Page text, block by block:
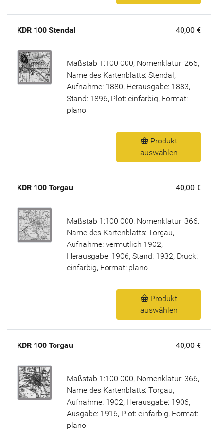
KDR 100 Stendal 40,00 €
Maßstab 1:100 000, Nomenklatur: 266,
Name des Kartenblatts: Stendal,
Aufnahme: 1880, Herausgabe: 1883,
Stand: 1896, Plot: einfarbig, Format:
plano
Produkt
auswählen
KDR 100 Torgau 40,00 €
Maßstab 1:100 000, Nomenklatur: 366,
Name des Kartenblatts: Torgau,
Aufnahme: vermutlich 1902,
Herausgabe: 1906, Stand: 1932, Druck:
einfarbig, Format: plano
Produkt
auswählen
KDR 100 Torgau 40,00 €
Maßstab 1:100 000, Nomenklatur: 366,
Name des Kartenblatts: Torgau,
Aufnahme: 1902, Herausgabe: 1906,
Ausgabe: 1916, Plot: einfarbig, Format:
plano